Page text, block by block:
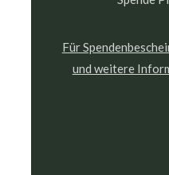
Für
und weitere